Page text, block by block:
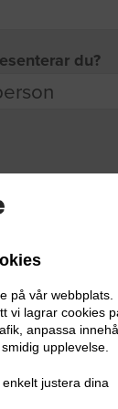
på vår webbplats.
vi lagrar cookies
anpassa
upplevelse.
justera dina
du?
med dig.